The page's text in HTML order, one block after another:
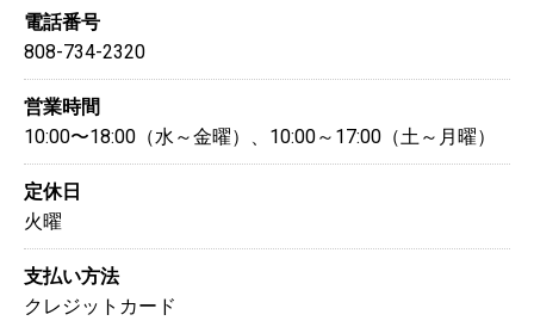
電話番号
808-734-2320
営業時間
10:00〜18:00（水～金曜）、10:00～17:00（土～月曜）
定休日
火曜
支払い方法
クレジットカード